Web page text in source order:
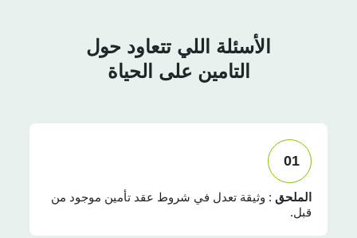
الأسئلة اللي تتعاود حول
التامين على الحياة
01
الملحق : وثيقة تعدل في شروط عقد تأمين موجود من
قبل.